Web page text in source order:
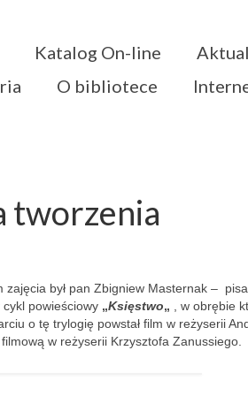
Katalog On-line
O bibliotece
tworzenia
zajęcia był pan Zbigniew Masternak –
powieściowy „Księstwo„ , w obrębie
o tę trylogię powstał film w reżyserii
w reżyserii Krzysztofa Zanussiego.